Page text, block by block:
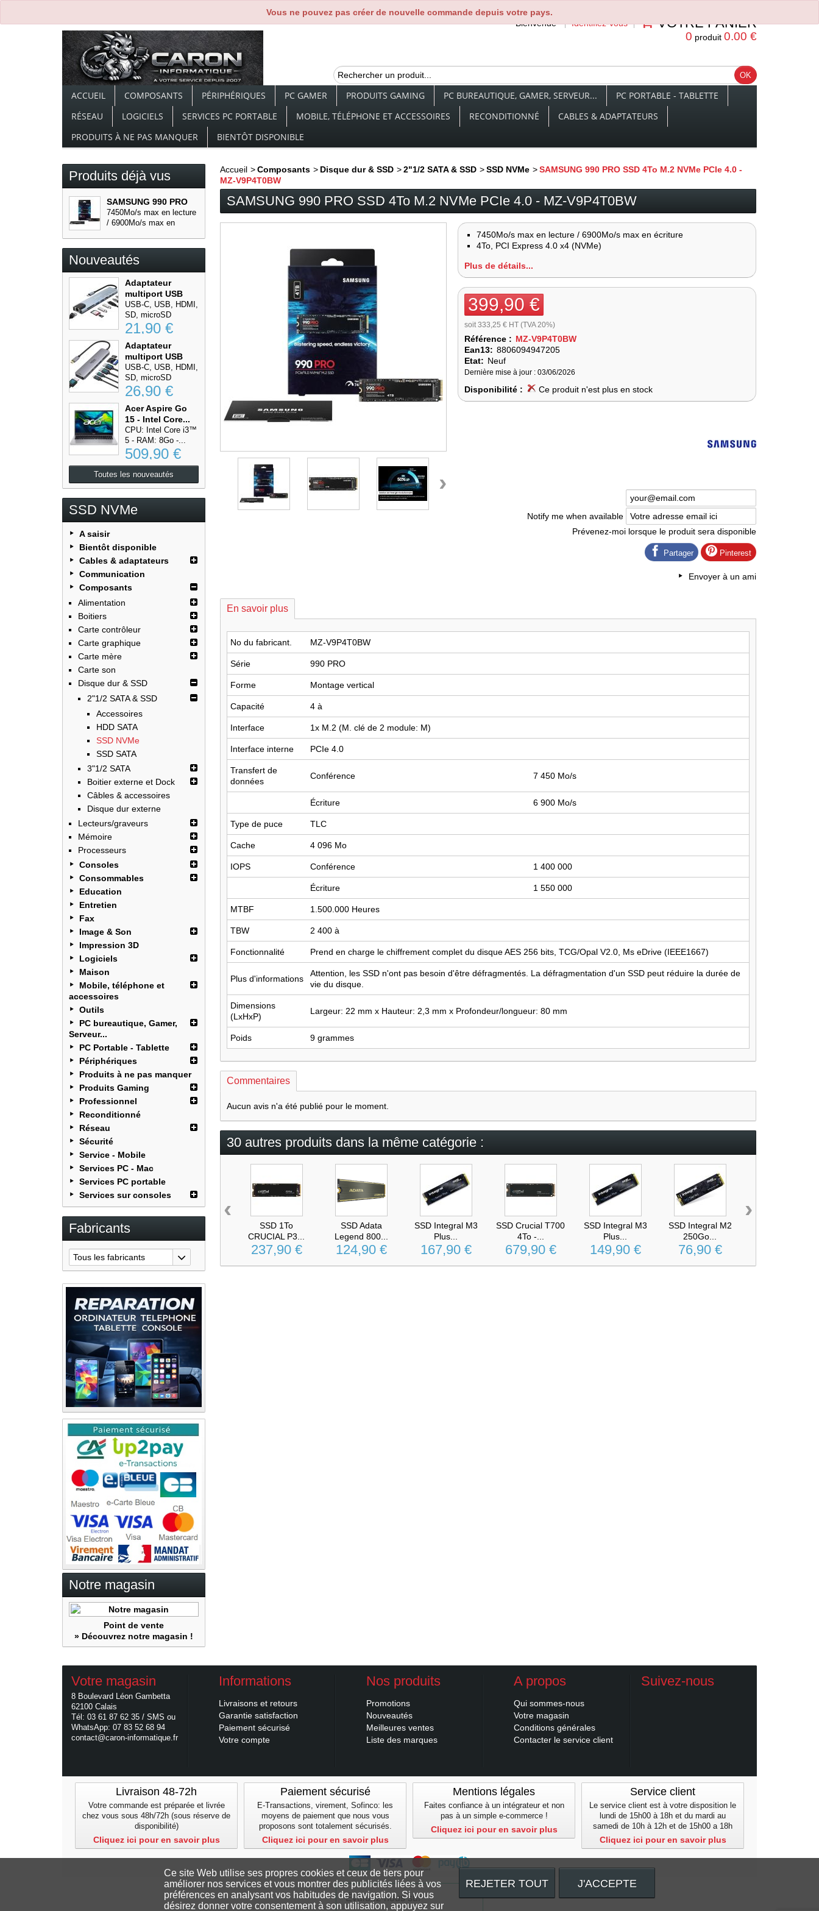
Vous ne pouvez pas créer de nouvelle commande depuis votre pays.
Bienvenue
Identifiez-vous VOTRE PANIER
0 produit 0.00 €
ACCUEIL COMPOSANTS PÉRIPHÉRIQUES PC GAMER PRODUITS GAMING PC BUREAUTIQUE, GAMER, SERVEUR...
PC PORTABLE - TABLETTE
RÉSEAU
LOGICIELS SERVICES PC PORTABLE MOBILE, TÉLÉPHONE ET ACCESSOIRES RECONDITIONNÉ
CABLES & ADAPTATEURS
PRODUITS À NE PAS MANQUER
BIENTÔT DISPONIBLE
Produits déjà vus
SAMSUNG 990 PRO
SSD...
7450Mo/s max en lecture
/ 6900Mo/s max en
Nouveautés
Adaptateur
multiport USB
Type-C...
USB-C, USB, HDMI,
SD, microSD
21,90 €
Adaptateur
multiport USB
Type-C...
USB-C, USB, HDMI,
SD, microSD
26,90 €
Acer Aspire Go
15 - Intel Core...
CPU: Intel Core i3™
5 - RAM: 8Go -...
509,90 €
Toutes les nouveautés
SSD NVMe
A saisir
Bientôt disponible
Cables & adaptateurs
Communication
Composants
Alimentation
Boitiers
Carte contrôleur
Carte graphique
Carte mère
Carte son
Disque dur & SSD
2"1/2 SATA & SSD
Accessoires
HDD SATA
SSD NVMe
SSD SATA
3"1/2 SATA
Boitier externe et Dock
Câbles & accessoires
Disque dur externe
Lecteurs/graveurs
Mémoire
Processeurs
Consoles
Consommables
Education
Entretien
Fax
Image & Son
Impression 3D
Logiciels
Maison
Mobile, téléphone et
accessoires
Outils
PC bureautique, Gamer,
Serveur...
PC Portable - Tablette
Périphériques
Produits à ne pas manquer
Produits Gaming
Professionnel
Reconditionné
Réseau
Sécurité
Service - Mobile
Services PC - Mac
Services PC portable
Services sur consoles
Fabricants
Tous les fabricants
Notre magasin
Point de vente
» Découvrez notre magasin !
Accueil > Composants > Disque dur & SSD > 2"1/2 SATA & SSD > SSD NVMe > SAMSUNG 990 PRO SSD 4To M.2 NVMe PCIe 4.0 -
MZ-V9P4T0BW
SAMSUNG 990 PRO SSD 4To M.2 NVMe PCIe 4.0 - MZ-V9P4T0BW
›
7450Mo/s max en lecture / 6900Mo/s max en écriture
4To, PCI Express 4.0 x4 (NVMe)
Plus de détails...
399,90 €
soit 333,25 € HT (TVA 20%)
Référence : MZ-V9P4T0BW
Ean13: 8806094947205
Etat: Neuf
Dernière mise à jour : 03/06/2026
Disponibilité : Ce produit n'est plus en stock
Notify me when available
Prévenez-moi lorsque le produit sera disponible
Partager Pinterest
Envoyer à un ami
En savoir plus
No du fabricant. MZ-V9P4T0BW
Série 990 PRO
Forme Montage vertical
Capacité 4 à
Interface 1x M.2 (M. clé de 2 module: M)
Interface interne PCIe 4.0
Transfert de
données
Conférence 7 450 Mo/s
Écriture 6 900 Mo/s
Type de puce TLC
Cache 4 096 Mo
IOPS Conférence 1 400 000
Écriture 1 550 000
MTBF 1.500.000 Heures
TBW 2 400 à
Fonctionnalité Prend en charge le chiffrement complet du disque AES 256 bits, TCG/Opal V2.0, Ms eDrive (IEEE1667)
Plus d'informations
Attention , les SSD n'ont pas besoin d'être défragmentés. La défragmentation d'un SSD peut réduire la durée de
vie du disque.
Dimensions
(LxHxP)
Largeur: 22 mm x Hauteur: 2,3 mm x Profondeur/longueur: 80 mm
Poids 9 grammes
Commentaires
Aucun avis n'a été publié pour le moment.
30 autres produits dans la même catégorie :
SSD 1To
CRUCIAL P3...
237,90 €
SSD Adata
Legend 800...
124,90 €
SSD Integral M3
Plus...
167,90 €
SSD Crucial T700
4To -...
679,90 €
SSD Integral M3
Plus...
149,90 €
SSD Integral M2
250Go...
76,90 €
‹ ›
Votre magasin
8 Boulevard Léon Gambetta
62100 Calais
Tél: 03 61 87 62 35 / SMS ou
WhatsApp: 07 83 52 68 94
contact@caron-informatique.fr
Informations
Livraisons et retours
Garantie satisfaction
Paiement sécurisé
Votre compte
Nos produits
Promotions
Nouveautés
Meilleures ventes
Liste des marques
A propos
Qui sommes-nous
Votre magasin
Conditions générales
Contacter le service client
Suivez-nous
Livraison 48-72h
Votre commande est préparée et livrée
chez vous sous 48h/72h (sous réserve de
disponibilité)
Cliquez ici pour en savoir plus
Paiement sécurisé
E-Transactions, virement, Sofinco: les
moyens de paiement que nous vous
proposons sont totalement sécurisés.
Cliquez ici pour en savoir plus
Mentions légales
Faites confiance à un intégrateur et non
pas à un simple e-commerce !
Cliquez ici pour en savoir plus
Service client
Le service client est à votre disposition le
lundi de 15h00 à 18h et du mardi au
samedi de 10h à 12h et de 15h00 a 18h
Cliquez ici pour en savoir plus
Ce site Web utilise ses propres cookies et ceux de tiers pour
améliorer nos services et vous montrer des publicités liées à vos
préférences en analysant vos habitudes de navigation. Si vous
désirez donner votre consentement à son utilisation, appuyez sur
REJETER TOUT J'ACCEPTE